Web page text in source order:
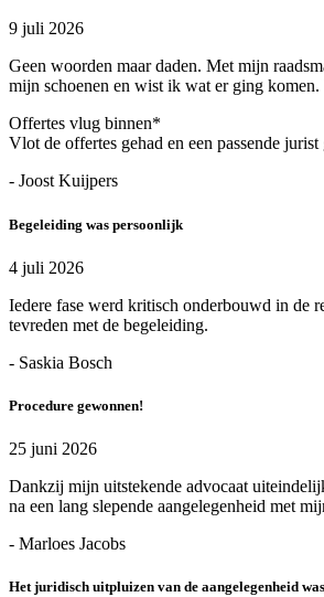
9 juli 2026
Geen woorden maar daden. Met mijn
mijn schoenen en wist ik wat er ging komen.
Offertes vlug binnen*
Vlot de offertes gehad en een passende jurist
- Joost Kuijpers
Begeleiding was persoonlijk
4 juli 2026
Iedere fase werd kritisch onderbouwd in de
tevreden met de begeleiding.
- Saskia Bosch
Procedure gewonnen!
25 juni 2026
Dankzij mijn uitstekende advocaat
na een lang slepende aangelegenheid met
- Marloes Jacobs
Het juridisch uitpluizen van de aangelegenheid